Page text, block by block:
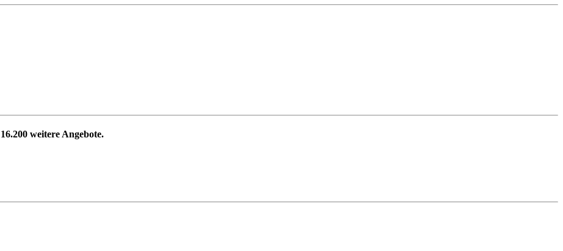
16.200 weitere Angebote.